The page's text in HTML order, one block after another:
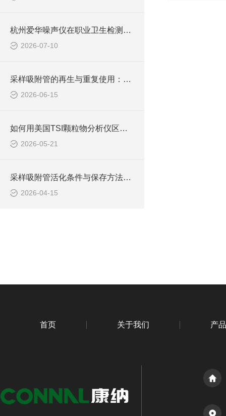
杭州爱华噪声仪在职业卫生检测中的实战应用
2026-07-10
采样吸附管的再生与重复使用：成本控制与性能验证方法
2026-06-15
如何用美国TSI颗粒物分析仪区分粉尘与细菌？
2026-05-21
采样吸附管活化条件与保存方法，避免残留干扰
2026-04-15
首页 关于我们 产